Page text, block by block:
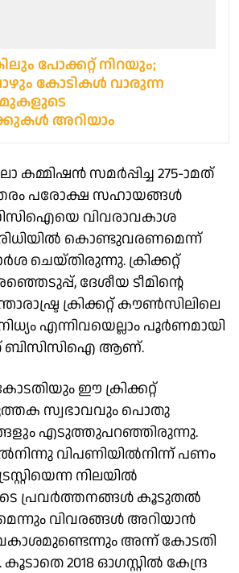
പോക്കറ്റ് നിറയും;
കോടികൾ വാരുന്ന
അറിയാം
കമ്മിഷന്‍ സമര്‍പ്പിച്ച 275-ാമത്
പരോക്ഷ സഹായങ്ങള്‍
വിവരാവകാശ
കൊണ്ടുവരണമെന്ന്
ചെയ്തിരുന്നു. ക്രിക്കറ്റ്
ദേശീയ ടീമിന്റെ
ക്രിക്കറ്റ് കൗണ്‍സിലിലെ
എന്നിവയെല്ലാം പൂര്‍ണമായി
ബിസിസിഐ ആണ്.
ഈ ക്രിക്കറ്റ്
സ്വഭാവവും പൊതു
എടുത്തുപറഞ്ഞിരുന്നു.
വിപണിയില്‍നിന്ന് പണം
നിലയില്‍
പ്രവര്‍ത്തനങ്ങള്‍ കൂടുതല്‍
വിവരങ്ങള്‍ അറിയാന്‍
അന്ന് കോടതി
കൂടാതെ 2018 ഓഗസ്റ്റില്‍ കേന്ദ്ര